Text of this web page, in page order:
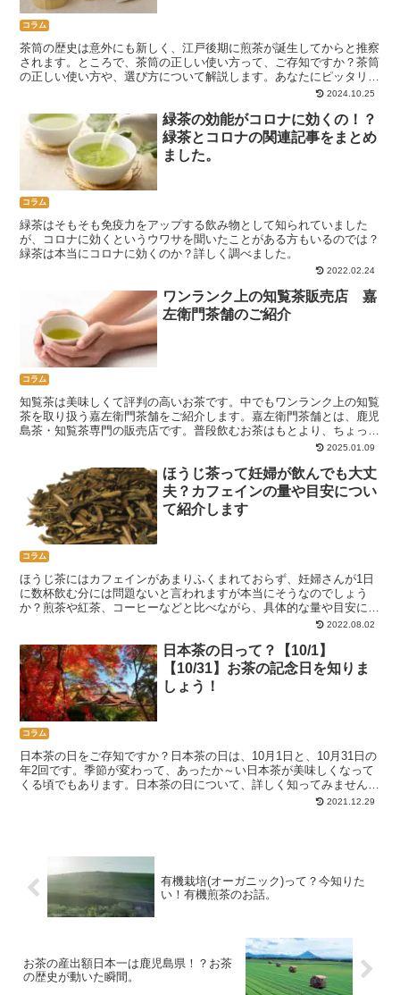
コラム
茶筒の歴史は意外にも新しく、江戸後期に煎茶が誕生してからと推察
されます。ところで、茶筒の正しい使い方って、ご存知ですか？茶筒
の正しい使い方や、選び方について解説します。あなたにピッタリの
2024.10.25
コラム
緑茶の効能がコロナに効くの！？
緑茶とコロナの関連記事をまとめ
ました。
緑茶はそもそも免疫力をアップする飲み物として知られていました
が、コロナに効くというウワサを聞いたことがある方もいるのでは？
緑茶は本当にコロナに効くのか？詳しく調べました。
2022.02.24
コラム
ワンランク上の知覧茶販売店 嘉
左衛門茶舗のご紹介
知覧茶は美味しくて評判の高いお茶です。中でもワンランク上の知覧
茶を取り扱う嘉左衛門茶舗をご紹介します。嘉左衛門茶舗とは、鹿児
島茶・知覧茶専門の販売店です。普段飲むお茶はもとより、ちょっと
特別な日や、ギフトやおみやげにピッタリな知覧茶を取り扱っていま
2025.01.09
コラム
ほうじ茶って妊婦が飲んでも大丈
夫？カフェインの量や目安につい
て紹介します
ほうじ茶にはカフェインがあまりふくまれておらず、妊婦さんが1日
に数杯飲む分には問題ないと言われますが本当にそうなのでしょう
か？煎茶や紅茶、コーヒーなどと比べながら、具体的な量や目安につ
2022.08.02
コラム
日本茶の日って？【10/1】
【10/31】お茶の記念日を知りま
しょう！
日本茶の日をご存知ですか？日本茶の日は、10月1日と、10月31日の
年2回です。季節が変わって、あったか～い日本茶が美味しくなって
くる頃でもあります。日本茶の日について、詳しく知ってみません
2021.12.29
有機栽培(オーガニック)って？今知りた
い！有機煎茶のお話。
お茶の産出額日本一は鹿児島県！？お茶
の歴史が動いた瞬間。